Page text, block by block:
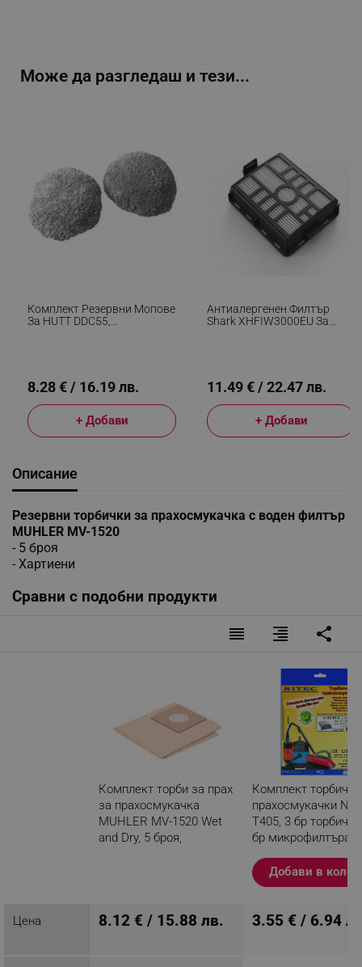
Може да разгледаш и тези...
Комплект Резервни Мопове
За HUTT DDC55,
8.28 € / 16.19 лв.
+ Добави
Антиалергенен Филтър
Shark XHFIW3000EU За
11.49 € / 22.47 лв.
+ Добави
Описание
Резервни торбички за прахосмукачка с воден филтър
MUHLER MV-1520
- 5 броя
- Хартиени
Сравни с подобни продукти
reorder format_align_right share
Комплект торби за прах
за прахосмукачка
MUHLER MV-1520 Wet
and Dry, 5 броя,
Комплект
прахосмукачки
T405, 3 бр
бр микрофилтъра,
Добави в
Цена 8.12 € / 15.88 лв. 3.55 € / 6.94